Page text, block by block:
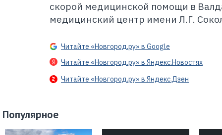
скорой медицинской помощи в
медицинский центр имени Л.Г.
Читайте «Новгород.ру» в Google
Читайте «Новгород.ру» в Яндекс.Новостях
Читайте «Новгород.ру» в Яндекс.Дзен
Популярное